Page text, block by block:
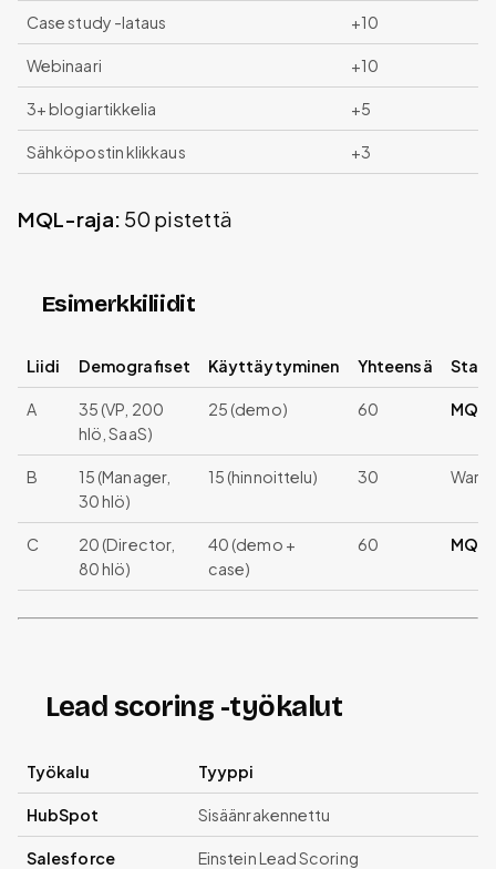
Case study -lataus +10
Webinaari +10
3+ blogiartikkelia +5
Sähköpostin klikkaus +3
MQL-raja: 50 pistettä
Esimerkkiliidit
Liidi Demografiset Käyttäytyminen Yhteensä
A
35 (VP, 200
hlö, SaaS)
25 (demo) 60 MQL
B
15 (Manager,
30 hlö)
15 (hinnoittelu) 30 Warm
C
20 (Director,
80 hlö)
40 (demo +
case)
60 MQL
Lead scoring -työkalut
Työkalu Tyyppi
HubSpot Sisäänrakennettu
Salesforce Einstein Lead Scoring